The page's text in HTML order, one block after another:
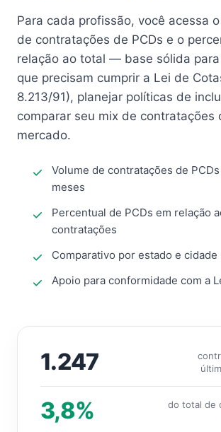
Para cada profissão, você acessa
de contratações de PCDs e o
relação ao total — base sólida
que precisam cumprir a Lei de
8.213/91), planejar políticas de
comparar seu mix de contratações
mercado.
Volume de contratações de
meses
Percentual de PCDs em relação
contratações
Comparativo por estado e cidade
Apoio para conformidade com a
1.247
3,8%
do total de